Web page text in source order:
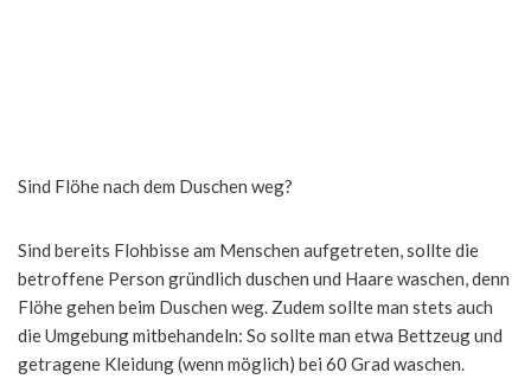
Sind Flöhe nach dem Duschen weg?
Sind bereits Flohbisse am Menschen aufgetreten, sollte die
betroffene Person gründlich duschen und Haare waschen, denn
Flöhe gehen beim Duschen weg. Zudem sollte man stets auch
die Umgebung mitbehandeln: So sollte man etwa Bettzeug und
getragene Kleidung (wenn möglich) bei 60 Grad waschen.